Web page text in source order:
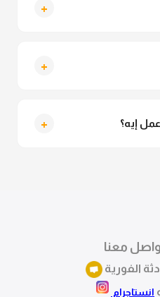
+
+
إيه؟ +
معنا
الفورية
انستاجرام